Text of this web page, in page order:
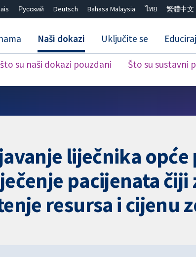
Русский Deutsch Bahasa Malaysia ไทย 繁體中文
Naši dokazi
su naši dokazi pouzdani Što su sustavni
Uključite se
liječnika
pacijenata
resursa i cijenu